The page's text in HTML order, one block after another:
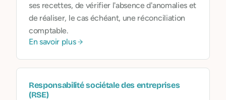
ses recettes, de vérifier l'absence d'anomalies et
de réaliser, le cas échéant, une réconciliation
comptable.
En savoir plus
Responsabilité sociétale des entreprises
(RSE)